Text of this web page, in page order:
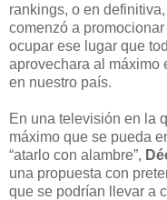
rankings, o en
comenzó a
ocupar ese lugar que
aprovechara al máximo
en nuestro país.
En una televisión en la
máximo que se pueda
“atarlo con alambre”,
una propuesta con
que se podrían llevar a